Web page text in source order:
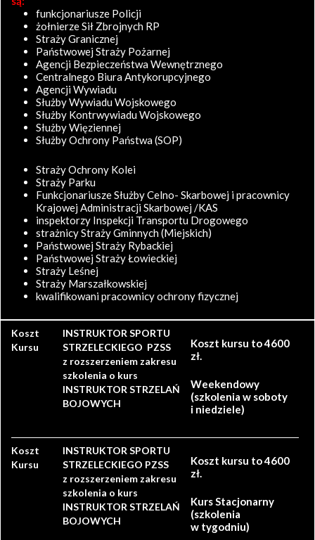
funkcjonariusze Policji
żołnierze Sił Zbrojnych RP
Straży Granicznej
Państwowej Straży Pożarnej
Agencji Bezpieczeństwa Wewnętrznego
Centralnego Biura Antykorupcyjnego
Agencji Wywiadu
Służby Wywiadu Wojskowego
Służby Kontrwywiadu Wojskowego
Służby Więziennej
Służby Ochrony Państwa (SOP)
Straży Ochrony Kolei
Straży Parku
Funkcjonariusze Służby Celno- Skarbowej i pracownicy
Krajowej Administracji Skarbowej /KAS
inspektorzy Inspekcji Transportu Drogowego
strażnicy Straży Gminnych (Miejskich)
Państwowej Straży Rybackiej
Państwowej Straży Łowieckiej
Straży Leśnej
Straży Marszałkowskiej
kwalifikowani pracownicy ochrony fizycznej
Koszt
Kursu
INSTRUKTOR SPORTU
STRZELECKIEGO PZSS
z rozszerzeniem zakresu
szkolenia o kurs
INSTRUKTOR STRZELAŃ
BOJOWYCH
Koszt kursu to 4600
zł.
Weekendowy
(szkolenia w soboty
i niedziele)
Koszt
Kursu
INSTRUKTOR SPORTU
STRZELECKIEGO PZSS
z rozszerzeniem zakresu
szkolenia o kurs
INSTRUKTOR STRZELAŃ
BOJOWYCH
Koszt kursu to 4600
zł.
Kurs Stacjonarny
(szkolenia
w tygodniu)